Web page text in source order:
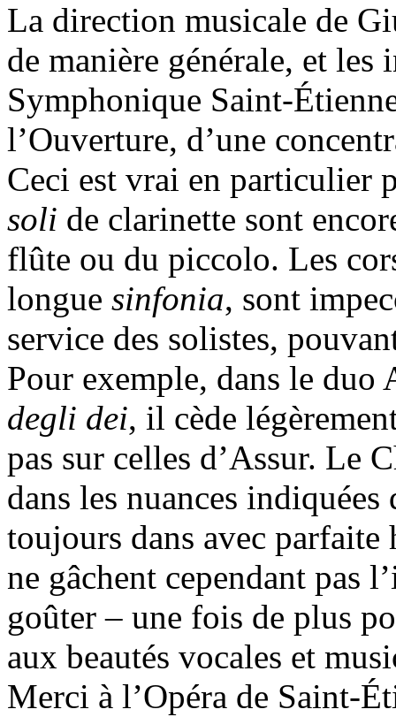
La direction musicale de
de manière générale, et les
Symphonique Saint-
l’Ouverture, d’une
Ceci est vrai en particulier
soli de clarinette sont
flûte ou du piccolo. Les
longue sinfonia, sont
service des solistes,
Pour exemple, dans le
degli dei, il cède
pas sur celles d’Assur. Le
dans les nuances
toujours dans avec parfaite
ne gâchent cependant pas
goûter – une fois de plus
aux beautés vocales et
Merci à l’Opéra de Saint-